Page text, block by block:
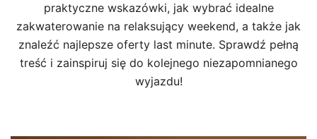
praktyczne wskazówki, jak wybrać idealne
zakwaterowanie na relaksujący weekend, a także jak
znaleźć najlepsze oferty last minute. Sprawdź pełną
treść i zainspiruj się do kolejnego niezapomnianego
wyjazdu!